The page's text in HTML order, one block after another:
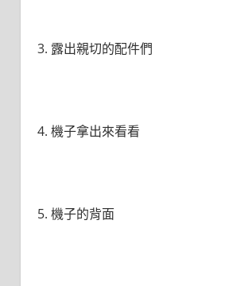
3. 露出親切的配件們
4. 機子拿出來看看
5. 機子的背面